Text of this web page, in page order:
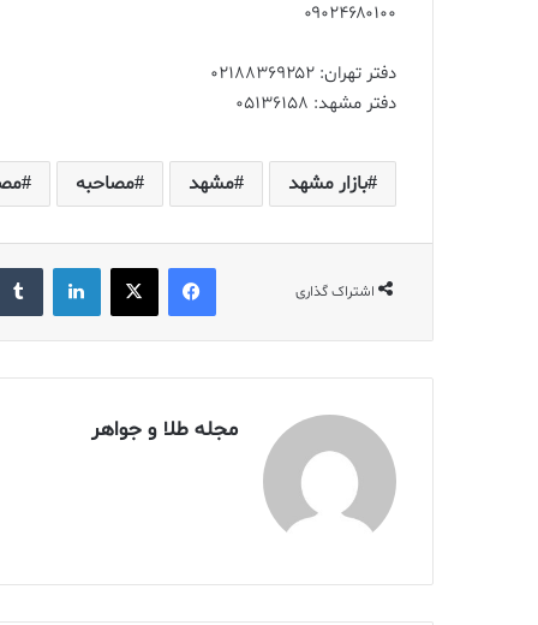
۰۹۰۲۴۶۸۰۱۰۰
دفتر تهران: ۰۲۱۸۸۳۶۹۲۵۲
دفتر مشهد: ۰۵۱۳۶۱۵۸
بازار مشهد مشهد مصاحبه
اشتراک گذاری
فیس بوک X لینکدین
مجله طلا و جواهر